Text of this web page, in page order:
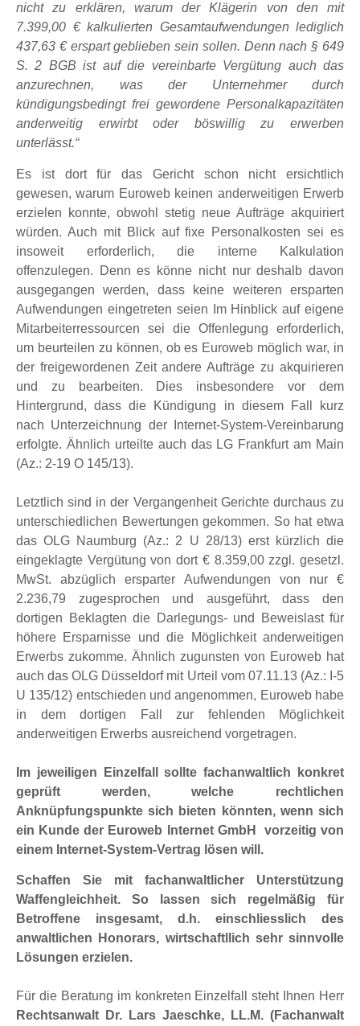
nicht zu erklären, warum der Klägerin von den mit
7.399,00 € kalkulierten Gesamtaufwendungen lediglich
437,63 € erspart geblieben sein sollen. Denn nach § 649
S. 2 BGB ist auf die vereinbarte Vergütung auch das
anzurechnen, was der Unternehmer durch
kündigungsbedingt frei gewordene Personalkapazitäten
anderweitig erwirbt oder böswillig zu erwerben
unterlässt.“
Es ist dort für das Gericht schon nicht ersichtlich
gewesen, warum Euroweb keinen anderweitigen Erwerb
erzielen konnte, obwohl stetig neue Aufträge akquiriert
würden. Auch mit Blick auf fixe Personalkosten sei es
insoweit erforderlich, die interne Kalkulation
offenzulegen. Denn es könne nicht nur deshalb davon
ausgegangen werden, dass keine weiteren ersparten
Aufwendungen eingetreten seien Im Hinblick auf eigene
Mitarbeiterressourcen sei die Offenlegung erforderlich,
um beurteilen zu können, ob es Euroweb möglich war, in
der freigewordenen Zeit andere Aufträge zu akquirieren
und zu bearbeiten. Dies insbesondere vor dem
Hintergrund, dass die Kündigung in diesem Fall kurz
nach Unterzeichnung der Internet-System-Vereinbarung
erfolgte. Ähnlich urteilte auch das LG Frankfurt am Main
(Az.: 2-19 O 145/13).
Letztlich sind in der Vergangenheit Gerichte durchaus zu
unterschiedlichen Bewertungen gekommen. So hat etwa
das OLG Naumburg (Az.: 2 U 28/13) erst kürzlich die
eingeklagte Vergütung von dort € 8.359,00 zzgl. gesetzl.
MwSt. abzüglich ersparter Aufwendungen von nur €
2.236,79 zugesprochen und ausgeführt, dass den
dortigen Beklagten die Darlegungs- und Beweislast für
höhere Ersparnisse und die Möglichkeit anderweitigen
Erwerbs zukomme. Ähnlich zugunsten von Euroweb hat
auch das OLG Düsseldorf mit Urteil vom 07.11.13 (Az.: I-5
U 135/12) entschieden und angenommen, Euroweb habe
in dem dortigen Fall zur fehlenden Möglichkeit
anderweitigen Erwerbs ausreichend vorgetragen.
Im jeweiligen Einzelfall sollte fachanwaltlich konkret
geprüft werden, welche rechtlichen
Anknüpfungspunkte sich bieten könnten, wenn sich
ein Kunde der Euroweb Internet GmbH vorzeitig von
einem Internet-System-Vertrag lösen will.
Schaffen Sie mit fachanwaltlicher Unterstützung
Waffengleichheit. So lassen sich regelmäßig für
Betroffene insgesamt, d.h. einschliesslich des
anwaltlichen Honorars, wirtschaftllich sehr sinnvolle
Lösungen erzielen.
Für die Beratung im konkreten Einzelfall steht Ihnen Herr
Rechtsanwalt Dr. Lars Jaeschke, LL.M. (Fachanwalt